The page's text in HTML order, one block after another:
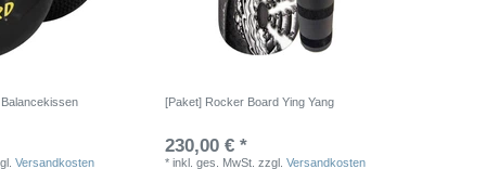
Versandkosten
[Paket] Rocker Board Ying Yang
230,00 € *
*inkl. ges. MwSt. zzgl.Versandkosten